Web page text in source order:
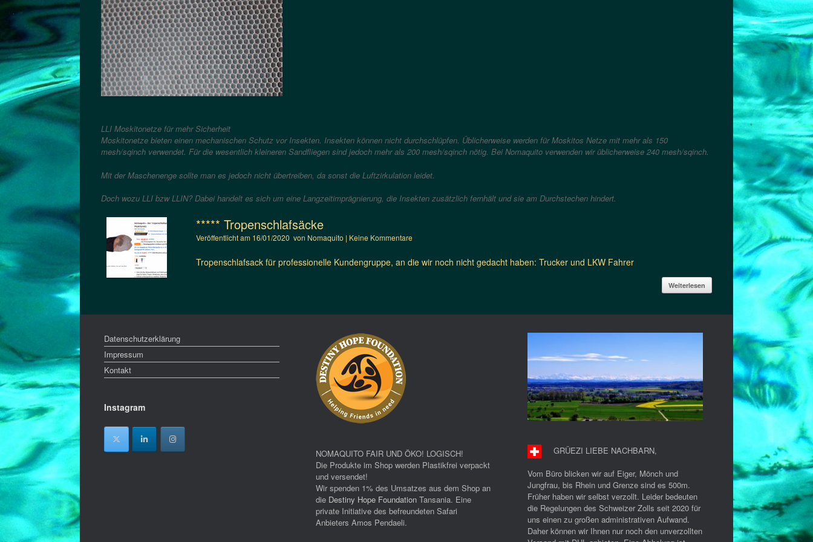
LLI Moskitonetze für mehr Sicherheit
Moskitonetze bieten einen mechanischen Schutz vor Insekten. Insekten können nicht durchschlüpfen. Üblicherweise werden für Moskitos Netze mit mehr als 150
mesh/sqinch verwendet. Für die wesentlich kleineren Sandfliegen sind jedoch mehr als 200 mesh/sqinch nötig. Bei Nomaquito verwenden wir üblicherweise 240 mesh/sqinch.
Mit der Maschenenge sollte man es jedoch nicht übertreiben, da sonst die Luftzirkulation leidet.
Doch wozu LLI bzw LLIN? Dabei handelt es sich um eine Langzeitimprägnierung, die Insekten zusätzlich fernhält und sie am Durchstechen hindert.
***** Tropenschlafsäcke
Veröffentlicht am 16/01/2020 von Nomaquito | Keine Kommentare
Tropenschlafsack für professionelle Kundengruppe, an die wir noch nicht gedacht haben: Trucker und LKW Fahrer
Weiterlesen
Datenschutzerklärung
Impressum
Kontakt
Instagram
NOMAQUITO FAIR UND ÖKO! LOGISCH!
Die Produkte im Shop werden Plastikfrei verpackt
und versendet!
Wir spenden 1% des Umsatzes aus dem Shop an
die Destiny Hope Foundation Tansania. Eine
private Initiative des befreundeten Safari
Anbieters Amos Pendaeli.
GRÜEZI LIEBE NACHBARN,
Vom Büro blicken wir auf Eiger, Mönch und
Jungfrau, bis Rhein und Grenze sind es 500m.
Früher haben wir selbst verzollt. Leider bedeuten
die Regelungen des Schweizer Zolls seit 2020 für
uns einen zu großen administrativen Aufwand.
Daher können wir Ihnen nur noch den unverzollten